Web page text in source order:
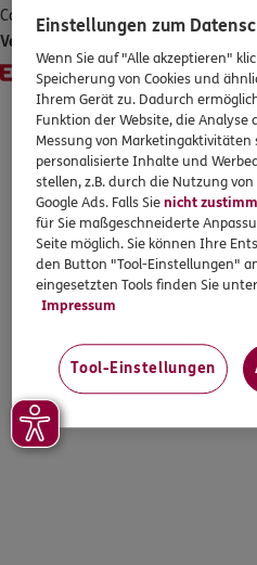
Cookies
Vertrag widerrufen
© 2026 ERGO. Alle
Einstellungen zum
Wenn Sie auf "Alle akzeptieren"
Speicherung von Cookies und
Ihrem Gerät zu. Dadurch
Funktion der Website, die
Messung von
personalisierte Inhalte und
stellen, z.B. durch die Nutzung
Google Ads. Falls Sienicht
für Sie maßgeschneiderte
Seite möglich. Sie können Ihre
den Button "Tool-Einstellungen"
eingesetzten Tools finden Sie unter
Impressum
Tool-Einstellungen